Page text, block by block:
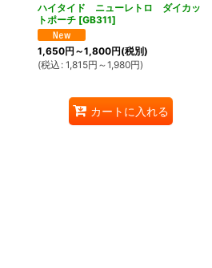
ハイタイド ニューレトロ ダイカッ
トポーチ [GB311]
1,650円 ～1,800円(税別)
(税込 : 1,815円 ～1,980円)
カートに入れる